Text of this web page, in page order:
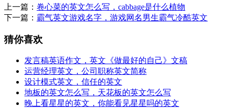
上一篇： 卷心菜的英文怎么写，cabbage是什么植物
下一篇： 霸气英文游戏名字，游戏网名男生霸气冷酷英文
猜你喜欢
发言稿英语作文，英文《做最好的自己》文稿
运营经理英文，公司职称英文简称
设计模式英文，信任的英文
地板的英文怎么写，天花板的英文怎么写
晚上看星星的英文，你能看见星星吗的英文